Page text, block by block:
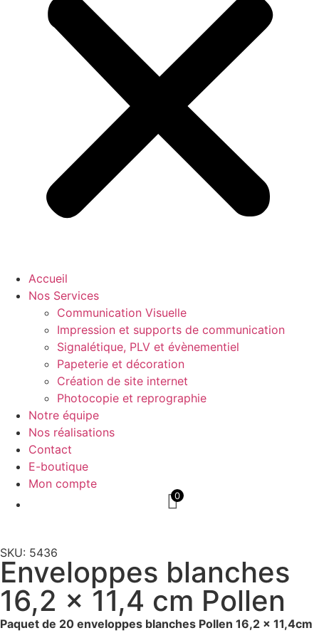
Accueil
Nos Services
Communication Visuelle
Impression et supports de communication
Signalétique, PLV et évènementiel
Papeterie et décoration
Création de site internet
Photocopie et reprographie
Notre équipe
Nos réalisations
Contact
E-boutique
Mon compte
0
SKU: 5436
Enveloppes blanches
16,2 x 11,4 cm Pollen
Paquet de 20 enveloppes blanches Pollen 16,2 x 11,4cm